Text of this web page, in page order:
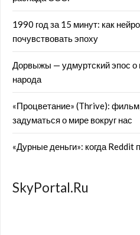
1990 год за 15 минут: как
почувствовать эпоху
Дорвыжы — удмуртский эпос о
народа
«Процветание» (Thrive):
задуматься о мире вокруг нас
«Дурные деньги»: когда
SkyPortal.Ru